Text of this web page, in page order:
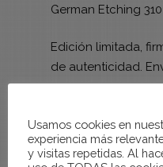
German Etching
Edición limitada,
de autenticidad.
Usamos cookies en
experiencia más
y visitas repetidas. Al